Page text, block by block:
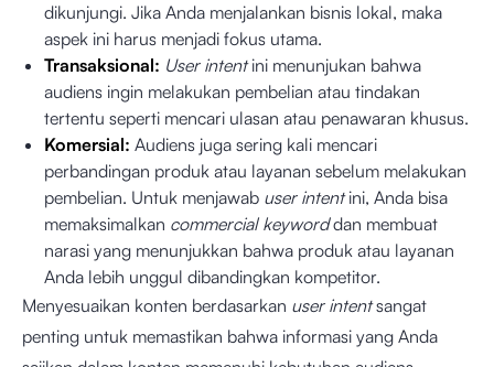
dikunjungi. Jika Anda menjalankan bisnis lokal, maka
aspek ini harus menjadi fokus utama.
Transaksional: User intentini menunjukan bahwa
audiens ingin melakukan pembelian atau tindakan
tertentu seperti mencari ulasan atau penawaran khusus.
Komersial: Audiens juga sering kali mencari
perbandingan produk atau layanan sebelum melakukan
pembelian. Untuk menjawab user intentini, Anda bisa
memaksimalkan commercial keyworddan membuat
narasi yang menunjukkan bahwa produk atau layanan
Anda lebih unggul dibandingkan kompetitor.
Menyesuaikan konten berdasarkan user intentsangat
penting untuk memastikan bahwa informasi yang Anda